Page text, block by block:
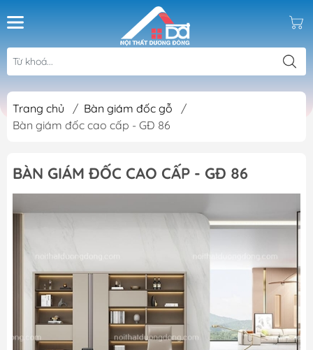
Trang chủ / Bàn giám đốc gỗ
/
Bàn giám đốc cao cấp - GĐ 86
BÀN GIÁM ĐỐC CAO CẤP - GĐ 86